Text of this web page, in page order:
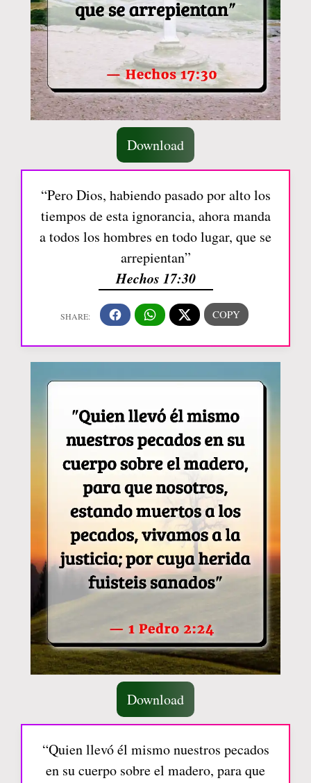
Download
“Pero Dios, habiendo pasado por alto los
tiempos de esta ignorancia, ahora manda
a todos los hombres en todo lugar, que se
arrepientan”
Hechos 17:30
Download
“Quien llevó él mismo nuestros pecados
en su cuerpo sobre el madero, para que